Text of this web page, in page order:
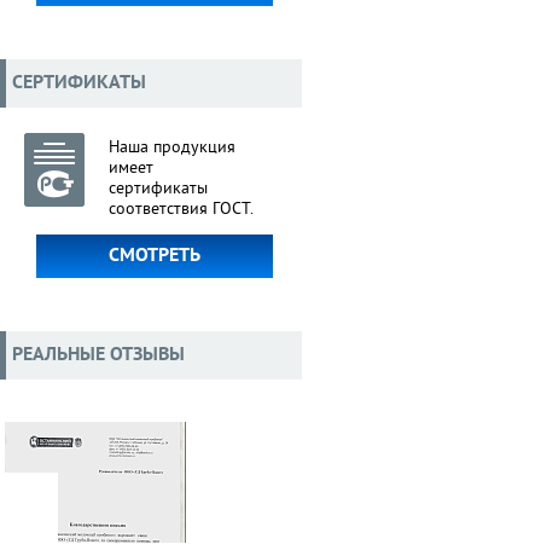
СЕРТИФИКАТЫ
Наша продукция
имеет
сертификаты
соответствия ГОСТ.
СМОТРЕТЬ
РЕАЛЬНЫЕ ОТЗЫВЫ